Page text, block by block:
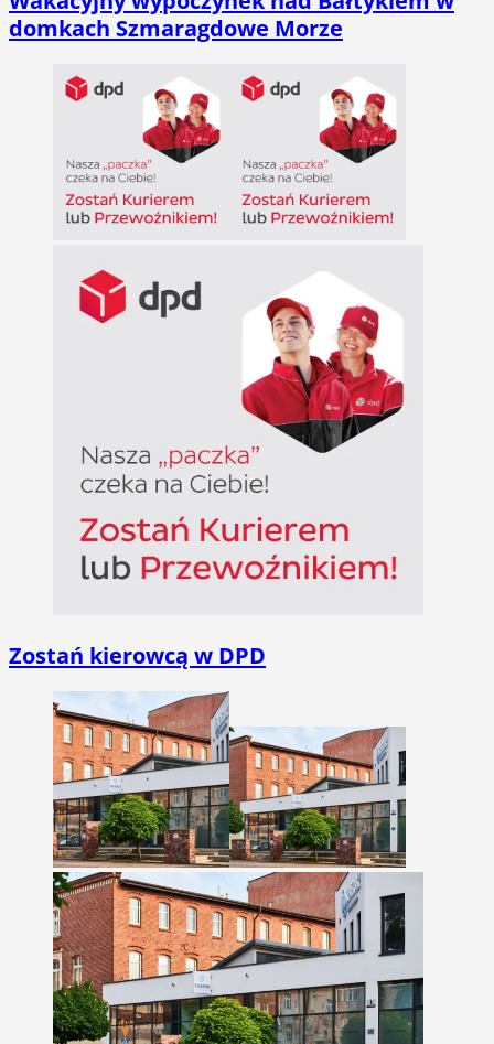
domkach Szmaragdowe Morze
Zostań kierowcą w DPD